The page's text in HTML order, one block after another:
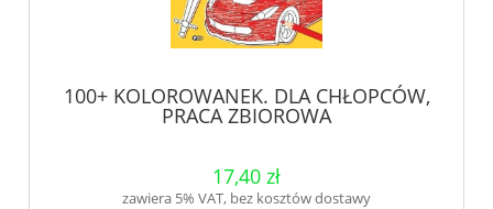
100+ KOLOROWANEK. DLA CHŁOPCÓW,
PRACA ZBIOROWA
17,40 zł
zawiera 5% VAT, bez kosztów dostawy